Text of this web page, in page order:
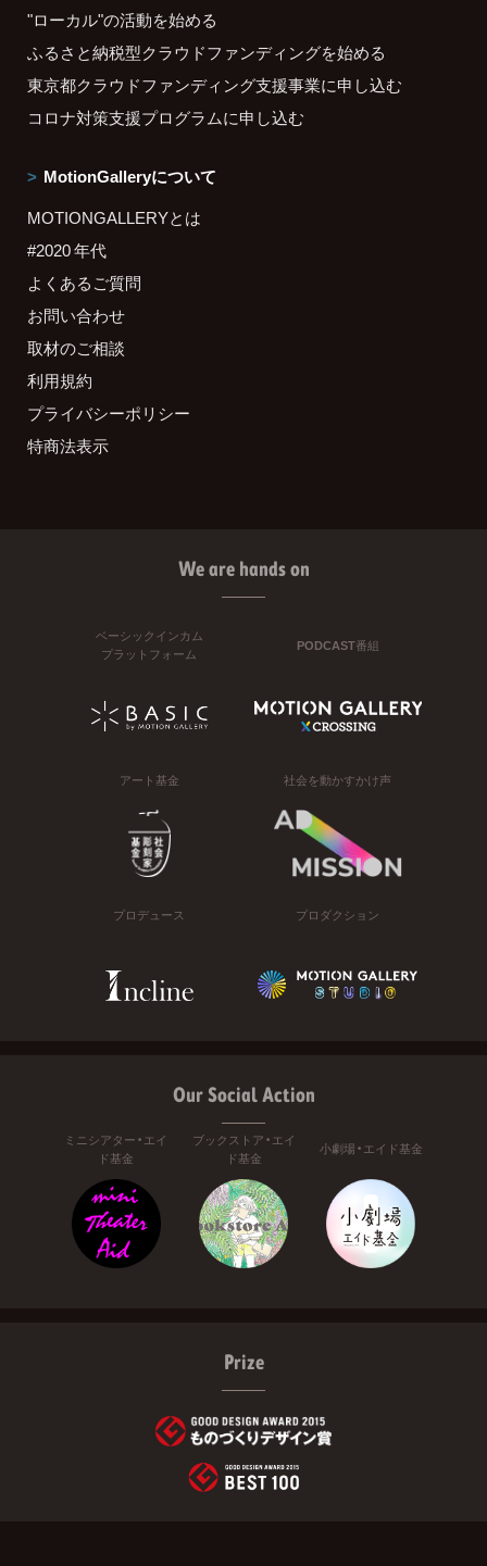
"ローカル"の活動を始める
ふるさと納税型クラウドファンディングを始める
東京都クラウドファンディング支援事業に申し込む
コロナ対策支援プログラムに申し込む
MotionGalleryについて
MOTIONGALLERYとは
#2020 年代
よくあるご質問
お問い合わせ
取材のご相談
利用規約
プライバシーポリシー
特商法表示
We are hands on
ベーシックインカム
プラットフォーム
PODCAST番組
アート基金 社会を動かすかけ声
プロデュース プロダクション
Our Social Action
ミニシアター・エイ
ド基金
ブックストア・エイ
ド基金
小劇場・エイド基金
Prize